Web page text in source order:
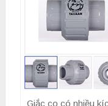
Giắc co có nhiều